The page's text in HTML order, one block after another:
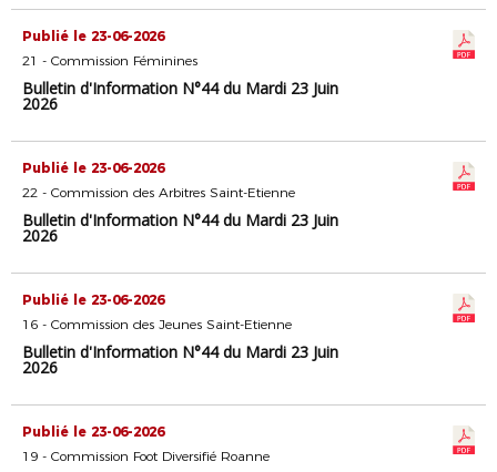
Publié le 23-06-2026
21 - Commission Féminines
Bulletin d'Information N°44 du Mardi 23 Juin
2026
Publié le 23-06-2026
22 - Commission des Arbitres Saint-Etienne
Bulletin d'Information N°44 du Mardi 23 Juin
2026
Publié le 23-06-2026
16 - Commission des Jeunes Saint-Etienne
Bulletin d'Information N°44 du Mardi 23 Juin
2026
Publié le 23-06-2026
19 - Commission Foot Diversifié Roanne